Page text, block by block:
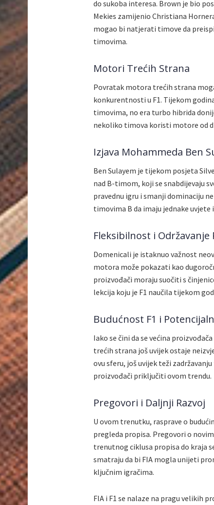
do sukoba interesa. Brown je bio
Mekies zamijenio Christiana
mogao bi natjerati timove da
timovima.
Motori Trećih Strana
Povratak motora trećih strana
konkurentnosti u F1. Tijekom
timovima, no era turbo hibrida
nekoliko timova koristi motore od
Izjava Mohammeda Ben
Ben Sulayem je tijekom posjeta
nad B-timom, koji se snabdijevaju
pravednu igru i smanji dominaciju
timovima B da imaju jednake uvjete
Fleksibilnost i Održavanje
Domenicali je istaknuo važnost
motora može pokazati kao
proizvođači moraju suočiti s
lekcija koju je F1 naučila tijekom
Budućnost F1 i
Iako se čini da se većina
trećih strana još uvijek ostaje
ovu sferu, još uvijek teži
proizvođači priključiti ovom trendu.
Pregovori i Daljnji Razvoj
U ovom trenutku, rasprave o
pregleda propisa. Pregovori o
trenutnog ciklusa propisa do kraja
smatraju da bi FIA mogla unijeti
ključnim igračima.
FIA i F1 se nalaze na pragu velikih